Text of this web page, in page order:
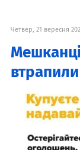
Четвер, 21 вересня